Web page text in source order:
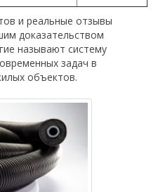
и реальные отзывы
доказательством
называют систему
задач в
объектов.